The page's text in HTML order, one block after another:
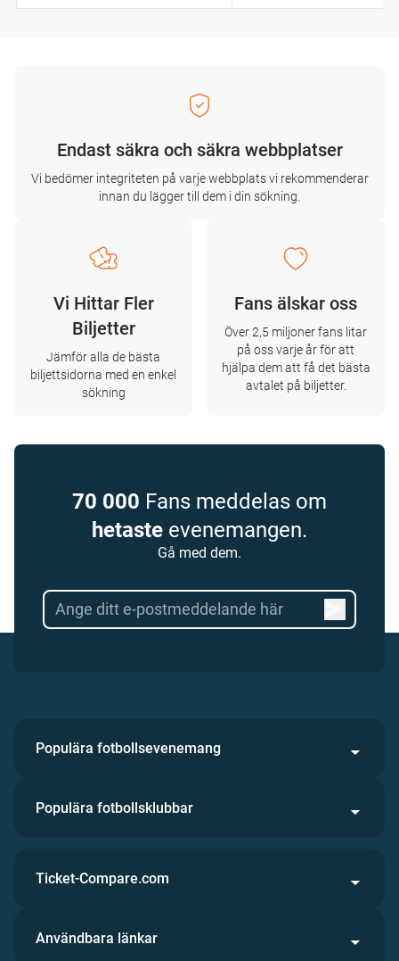
Endast säkra och säkra webbplatser
Vi bedömer integriteten på varje webbplats vi rekommenderar
innan du lägger till dem i din sökning.
Vi Hittar Fler
Biljetter
Jämför alla de bästa
biljettsidorna med en enkel
sökning
Fans älskar oss
Över 2,5 miljoner fans litar
på oss varje år för att
hjälpa dem att få det bästa
avtalet på biljetter.
70 000 Fans meddelas om
hetaste evenemangen.
Gå med dem.
Populära fotbollsevenemang
Populära fotbollsklubbar
Ticket-Compare.com
Användbara länkar